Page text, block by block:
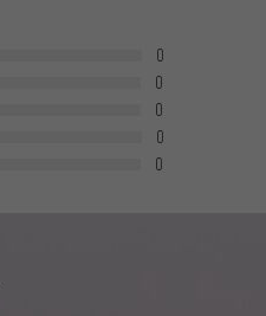
0
0
0
0
0